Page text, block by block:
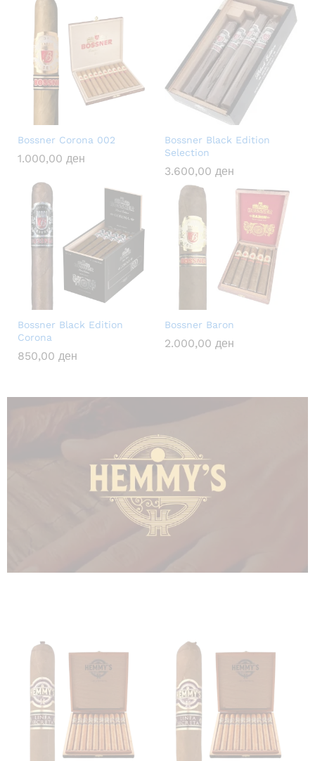
Bossner Corona 002
1.000,00 ден
Bossner Black Edition
Selection
3.600,00 ден
Bossner Black Edition
Corona
850,00 ден
Bossner Baron
2.000,00 ден